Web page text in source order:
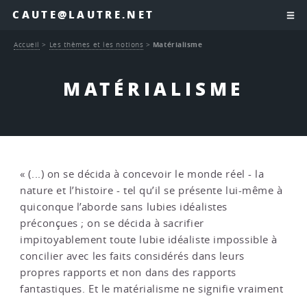
CAUTE@LAUTRE.NET
MATÉRIALISME
Accueil > Les thèmes et les notions > Matérialisme
« (...) on se décida à concevoir le monde réel - la
nature et l’histoire - tel qu’il se présente lui-même à
quiconque l’aborde sans lubies idéalistes
préconçues ; on se décida à sacrifier
impitoyablement toute lubie idéaliste impossible à
concilier avec les faits considérés dans leurs
propres rapports et non dans des rapports
fantastiques. Et le matérialisme ne signifie vraiment